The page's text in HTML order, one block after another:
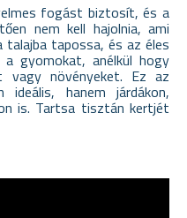
fogást biztosít, és a
nem kell hajolnia, ami
talajba tapossa, és az éles
a gyomokat, anélkül hogy
vagy növényeket. Ez az
hanem járdákon,
is. Tartsa tisztán kertjét